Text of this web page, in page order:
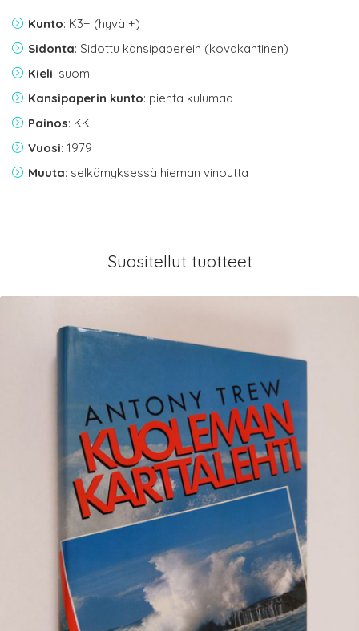
Kunto: K3+ (hyvä +)
Sidonta: Sidottu kansipaperein (kovakantinen)
Kieli: suomi
Kansipaperin kunto: pientä kulumaa
Painos: KK
Vuosi: 1979
Muuta: selkämyksessä hieman vinoutta
Suositellut tuotteet